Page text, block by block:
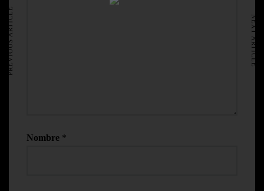
AVISO LEGAL
Nombre *
PREVIOUS ARTICLE NEXT ARTICLE